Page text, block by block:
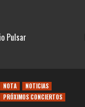
Pulsar
NOTA
NOTICIAS
PRÓXIMOS CONCIERTOS